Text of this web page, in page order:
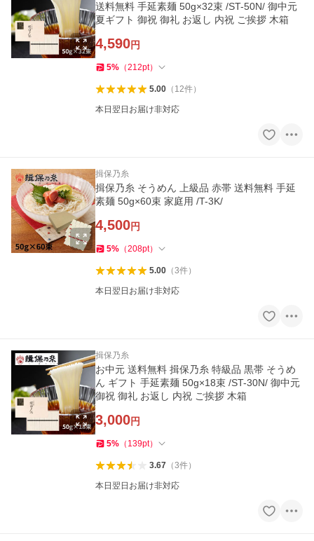
送料無料 手延素麺 50g×32束 /ST-50N/ 御中元
夏ギフト 御祝 御礼 お返し 内祝 ご挨拶 木箱
4,590円
5% （212pt）
5.00（ 12件）
本日翌日お届け非対応
揖保乃糸
揖保乃糸 そうめん 上級品 赤帯 送料無料 手延
素麺 50g×60束 家庭用 /T-3K/
4,500円
5% （208pt）
5.00（3件）
本日翌日お届け非対応
揖保乃糸
お中元 送料無料 揖保乃糸 特級品 黒帯 そうめ
ん ギフト 手延素麺 50g×18束 /ST-30N/ 御中元
御祝 御礼 お返し 内祝 ご挨拶 木箱
3,000円
5% （ 139pt）
3.67（3件）
本日翌日お届け非対応